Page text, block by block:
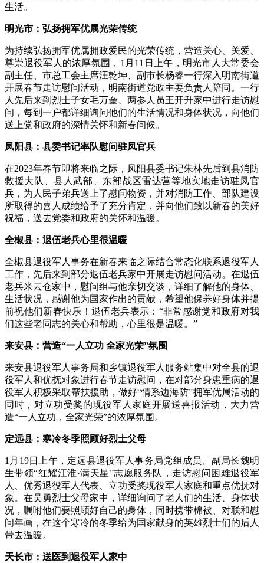
生活。
明光市：弘扬拥军优属光荣传统
为持续弘扬拥军优属拥政爱民的光荣传统，营造关心、关爱、
尊崇退役军人的浓厚氛围，1月11日上午，明光市人大常委会
副主任、市总工会主席汪乾坤、副市长杨睿一行深入明南街道
开展春节走访慰问活动，明南街道党政主要负责人陪同。一行
人先后来到烈士子女毛万奎、两参人员王开升家中进行走访慰
问，每到一户都详细询问他们的生活情况和身体状况，向他们
送上党和政府的深情关怀和新春问候。
凤阳县：县委书记率队慰问驻凤官兵
在2023年春节即将来临之际，凤阳县委书记朱林先后到县消防
救援大队、县人武部、东部战区雷达营等地实地走访驻凤官
兵，为人民子弟兵送上了慰问物资，并对消防工作、部队建设
所取得的喜人成绩给予了充分肯定，并向他们致以新春的美好
祝福，送去党委和政府的关怀和温暖。
全椒县：退伍老兵心里很温暖
全椒县退役军人事务在新春来临之际结合常态化联系退役军人
工作，先后来到部分退伍老兵家中开展走访慰问活动。在退伍
老兵米云仓家中，慰问组与他亲切交谈，详细了解他的身体、
生活状况，感谢他为国家作出的贡献，希望他保养好身体并提
前祝他们新春快乐！退伍老兵表示：“非常感谢党和政府对我
们这些老同志的关心和帮助，心里很是温暖。”
来安县：营造“一人立功 全家光荣”氛围
来安县退役军人事务局和乡镇退役军人服务站集中对全县的退
役军人和优抚对象进行春节走访慰问，在对部分身患重病的退
役军人积极采取帮扶援助，做好“情系边海防”拥军优属活动的
同时，对立功受奖的现役军人家庭开展送喜报活动，大力营
造“一人立功，全家光荣”的浓厚氛围。
定远县：寒冷冬季照顾好烈士父母
1月19日上午，定远县退役军人事务局党组成员、副局长魏明
生带领“红耀江淮·满天星”志愿服务队，走访慰问困难退役军
人、优秀退役军人代表、立功受奖现役军人家庭和重点优抚对
象。在吴勇烈士父母家中，详细询问了老人们的生活、身体状
况，嘱咐他们要照顾好自己的身体，同时携带棉被、对联和慰
问年画，在这个寒冷的冬季给为国家献身的英雄烈士们的后人
带去温暖。
天长市：送医到退役军人家中